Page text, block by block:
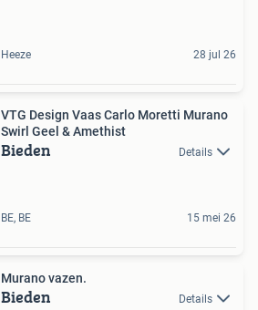
Heeze 28 jul 26
VTG Design Vaas Carlo Moretti Murano
Swirl Geel & Amethist
Bieden Details
BE, BE 15 mei 26
Murano vazen.
Bieden Details